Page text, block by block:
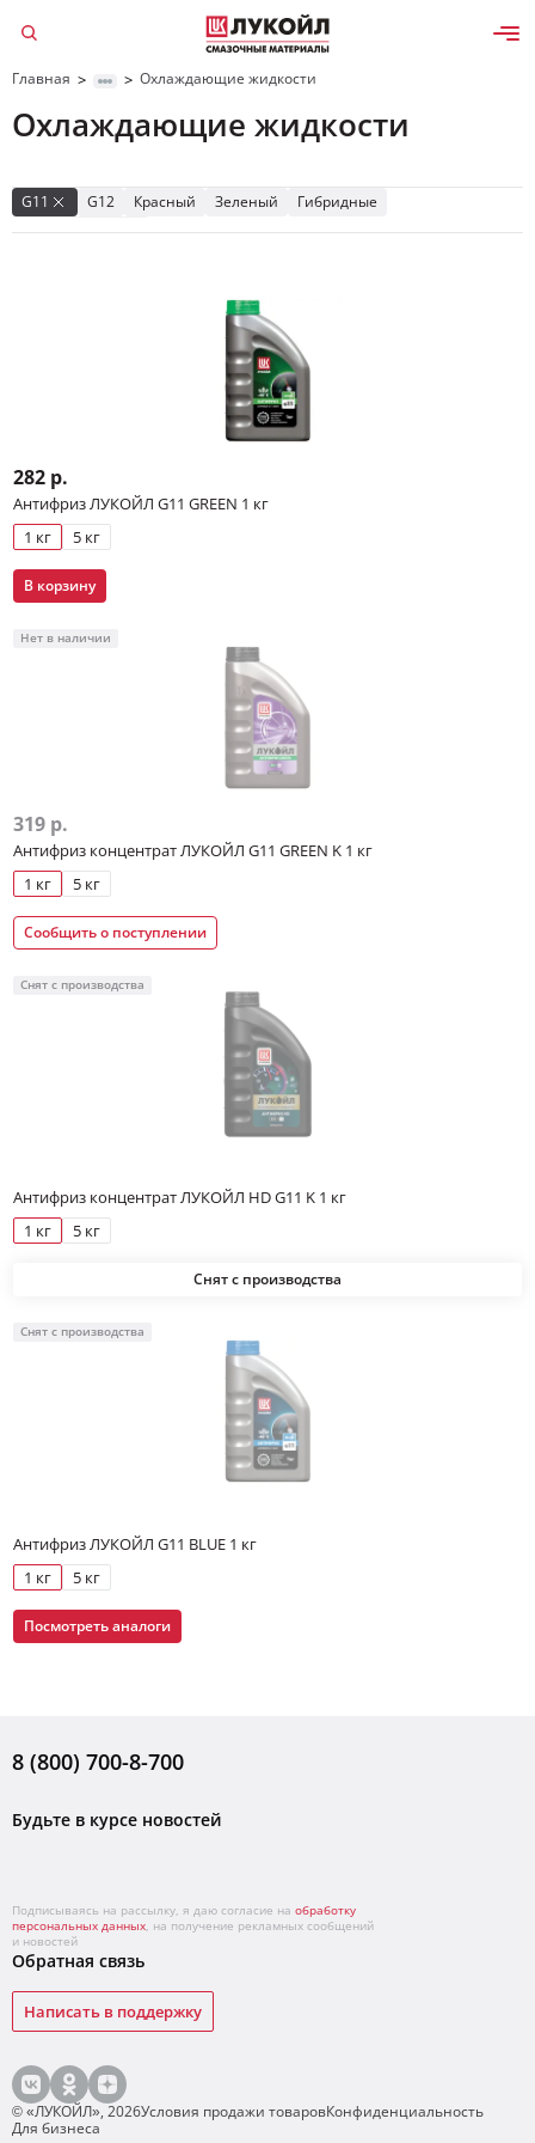
Да, верно Изменить
Главная > > Охлаждающие жидкости
Охлаждающие жидкости
G11 G12 Красный Зеленый
Гибридные
Карбоксилатные
282 р.
Антифриз ЛУКОЙЛ G11 GREEN 1 кг
1 кг
5 кг
В корзину
Нет в наличии
319 р.
Антифриз концентрат ЛУКОЙЛ G11 GREEN K 1 кг
1 кг
5 кг
Сообщить о поступлении
Снят с производства
Антифриз концентрат ЛУКОЙЛ HD G11 K 1 кг
1 кг
5 кг
Снят с производства
Снят с производства
Антифриз ЛУКОЙЛ G11 BLUE 1 кг
1 кг
5 кг
Посмотреть аналоги
8 (800) 700-8-700
Будьте в курсе новостей
Подписываясь на рассылку, я даю согласие на обработку
персональных данных, на получение рекламных сообщений
и новостей
Обратная связь
Написать в поддержку
© «ЛУКОЙЛ», 2026Условия продажи товаровКонфиденциальность
Для бизнеса